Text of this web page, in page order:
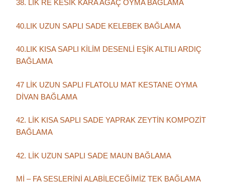
38. LİK RE KESİK KARA AĞAÇ OYMA BAĞLAMA
40.LIK UZUN SAPLI SADE KELEBEK BAĞLAMA
40.LIK KISA SAPLI KİLİM DESENLİ EŞİK ALTILI ARDIÇ
BAĞLAMA
47 LİK UZUN SAPLI FLATOLU MAT KESTANE OYMA
DİVAN BAĞLAMA
42. LİK KISA SAPLI SADE YAPRAK ZEYTİN KOMPOZİT
BAĞLAMA
42. LİK UZUN SAPLI SADE MAUN BAĞLAMA
Mİ – FA SESLERİNİ ALABİLECEĞİMİZ TEK BAĞLAMA